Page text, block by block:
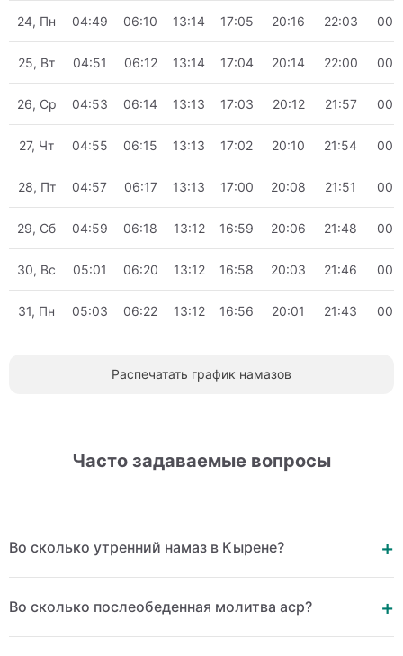
24, Пн 04:49 06:10 13:14 17:05 20:16 22:03
25, Вт 04:51 06:12 13:14 17:04 20:14 22:00
26, Ср 04:53 06:14 13:13 17:03 20:12 21:57
27, Чт 04:55 06:15 13:13 17:02 20:10 21:54
28, Пт 04:57 06:17 13:13 17:00 20:08 21:51
29, Сб 04:59 06:18 13:12 16:59 20:06 21:48
30, Вс 05:01 06:20 13:12 16:58 20:03 21:46
31, Пн 05:03 06:22 13:12 16:56 20:01 21:43
Распечатать график намазов
Часто задаваемые вопросы
Во сколько утренний намаз в Кырене?
Во сколько послеобеденная молитва аср?